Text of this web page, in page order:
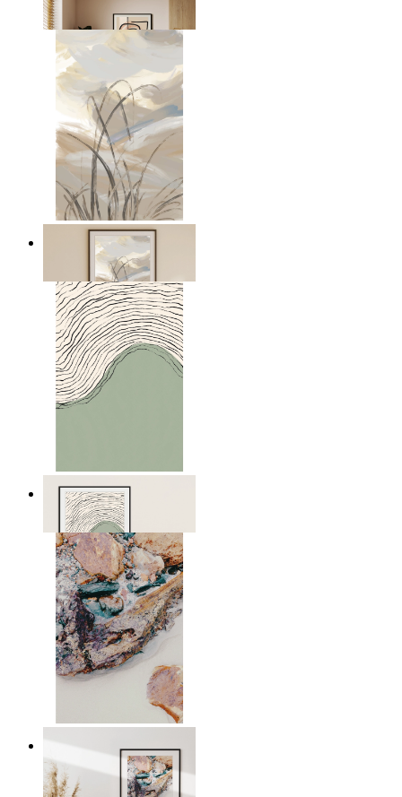
Från
Mjukt landskap
149 kr
Grön horisont
Från 149 kr
Från
149 kr